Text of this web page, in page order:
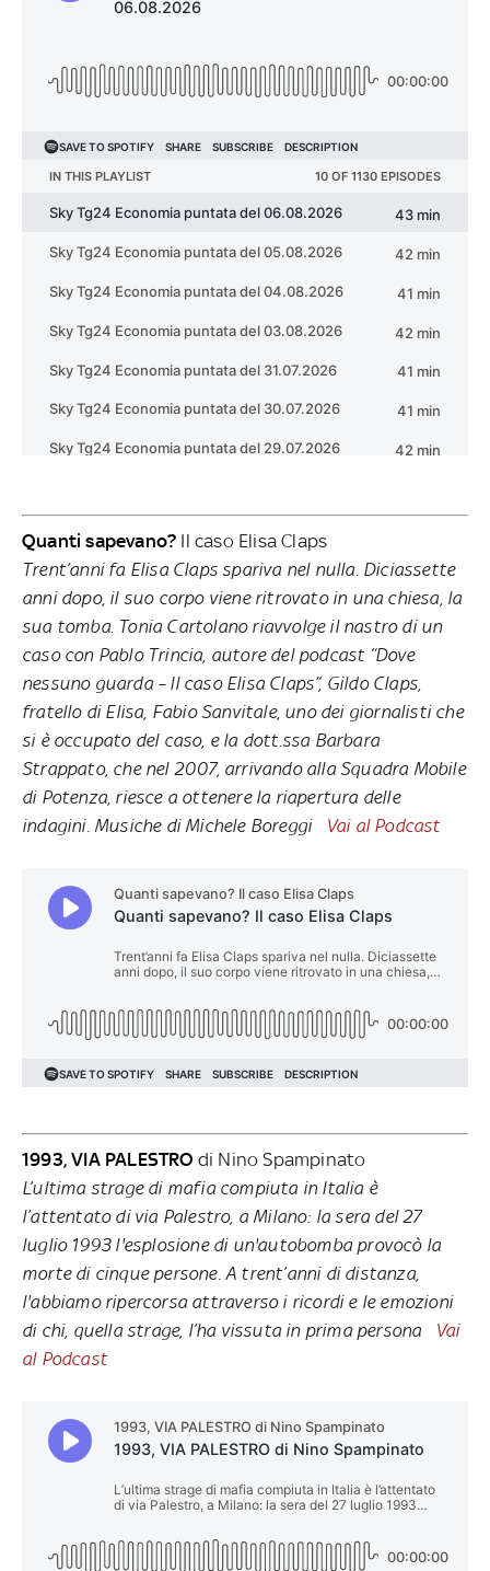
Quanti sapevano? Il caso Elisa Claps
Trent’anni fa Elisa Claps spariva nel nulla. Diciassette
anni dopo, il suo corpo viene ritrovato in una chiesa, la
sua tomba. Tonia Cartolano riavvolge il nastro di un
caso con Pablo Trincia, autore del podcast “Dove
nessuno guarda – Il caso Elisa Claps”, Gildo Claps,
fratello di Elisa, Fabio Sanvitale, uno dei giornalisti che
si è occupato del caso, e la dott.ssa Barbara
Strappato, che nel 2007, arrivando alla Squadra Mobile
di Potenza, riesce a ottenere la riapertura delle
indagini. Musiche di Michele Boreggi
Vai al Podcast
1993, VIA PALESTRO di Nino Spampinato
L’ultima strage di mafia compiuta in Italia è
l’attentato di via Palestro, a Milano: la sera del 27
luglio 1993 l'esplosione di un'autobomba provocò la
morte di cinque persone. A trent’anni di distanza,
l'abbiamo ripercorsa attraverso i ricordi e le emozioni
di chi, quella strage, l’ha vissuta in prima persona
Vai
al Podcast